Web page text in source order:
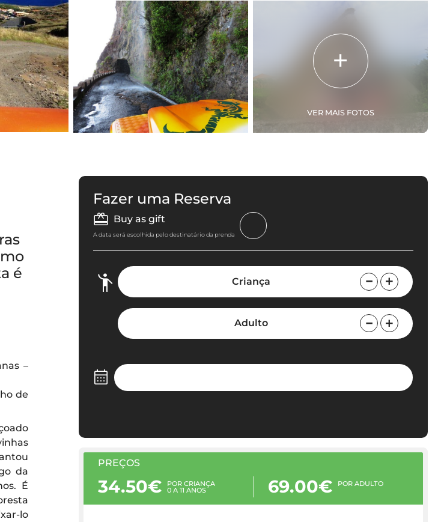
VER MAIS FOTOS
é
–
de
da
É
lo
Fazer uma Reserva
Buy as gift
A data será escolhida pelo destinatário da prenda
Criança
Adulto
PREÇOS
34.50€ POR CRIANÇA
0 A 11 ANOS 69.00€ POR ADULTO